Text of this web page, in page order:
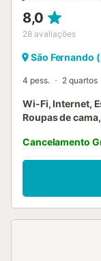
8,0
28 avaliações
São Fernando
4 pess. 2 quartos
Wi-Fi, Internet,
Roupas de
Cancelamento